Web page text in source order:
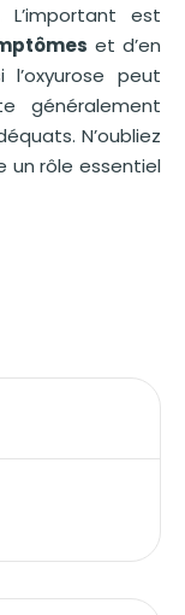
est
et d’en
peut
généralement
N’oubliez
un rôle essentiel